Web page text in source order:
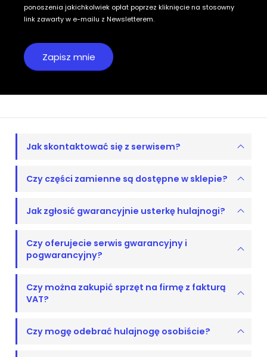
ponoszenia jakichkolwiek opłat poprzez kliknięcie na stosowny
link zawarty w e-mailu z Newsletterem.
Jak skontaktować się z serwisem?
Czy części zamienne są dostępne w sklepie?
Jak zgłosić gwarancyjnie usterkę hulajnogi?
Czy oferujecie serwis gwarancyjny i
pogwarancyjny?
Czy można zakupić sprzęt na firmę z fakturą
VAT?
Czy mogę odebrać hulajnogę osobiście?